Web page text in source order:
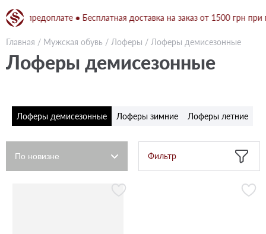
● Бесплатная доставка на заказ от 1500 грн при
Главная / Мужская обувь / Лоферы / Лоферы демисезонные
Лоферы демисезонные
Лоферы демисезонные Лоферы зимние Лоферы летние
Фильтр